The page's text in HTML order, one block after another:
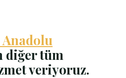
diğer tüm
veriyoruz.